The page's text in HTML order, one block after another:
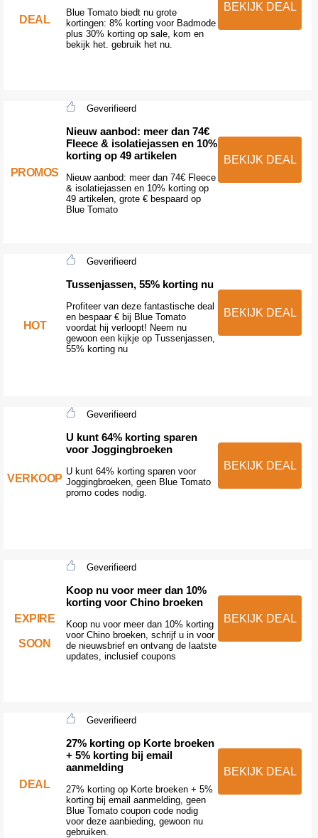
DEAL
Blue Tomato biedt nu grote
kortingen: 8% korting voor Badmode
plus 30% korting op sale, kom en
bekijk het. gebruik het nu.
BEKIJK DEAL
PROMOS
Geverifieerd
Nieuw aanbod: meer dan 74€
Fleece & isolatiejassen en 10%
korting op 49 artikelen
Nieuw aanbod: meer dan 74€ Fleece
& isolatiejassen en 10% korting op
49 artikelen, grote € bespaard op
Blue Tomato
BEKIJK DEAL
HOT
Geverifieerd
Tussenjassen, 55% korting nu
Profiteer van deze fantastische deal
en bespaar € bij Blue Tomato
voordat hij verloopt! Neem nu
gewoon een kijkje op Tussenjassen,
55% korting nu
BEKIJK DEAL
VERKOOP
Geverifieerd
U kunt 64% korting sparen
voor Joggingbroeken
U kunt 64% korting sparen voor
Joggingbroeken, geen Blue Tomato
promo codes nodig.
BEKIJK DEAL
EXPIRE
SOON
Geverifieerd
Koop nu voor meer dan 10%
korting voor Chino broeken
Koop nu voor meer dan 10% korting
voor Chino broeken, schrijf u in voor
de nieuwsbrief en ontvang de laatste
updates, inclusief coupons
BEKIJK DEAL
DEAL
Geverifieerd
27% korting op Korte broeken
+ 5% korting bij email
aanmelding
27% korting op Korte broeken + 5%
korting bij email aanmelding, geen
Blue Tomato coupon code nodig
voor deze aanbieding, gewoon nu
gebruiken.
BEKIJK DEAL